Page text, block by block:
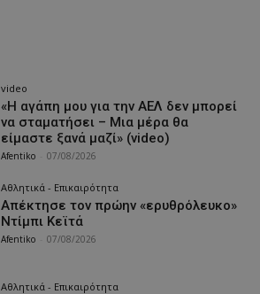
video
«Η αγάπη μου για την ΑΕΛ δεν μπορεί
να σταματήσει – Μια μέρα θα
είμαστε ξανά μαζί» (video)
Afentiko 07/08/2026
Αθλητικά - Επικαιρότητα
Απέκτησε τον πρώην «ερυθρόλευκο»
Ντίμπι Κεϊτά
Afentiko 07/08/2026
Αθλητικά - Επικαιρότητα